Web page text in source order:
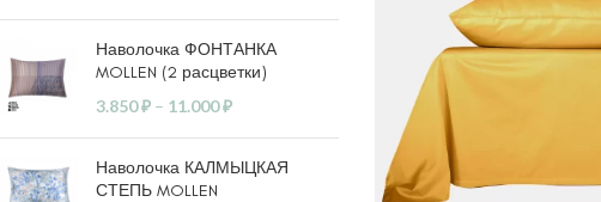
Наволочка ФОНТАНКА
MOLLEN (2 расцветки)
3.850₽ – 11.000₽
Наволочка КАЛМЫЦКАЯ
СТЕПЬ MOLLEN